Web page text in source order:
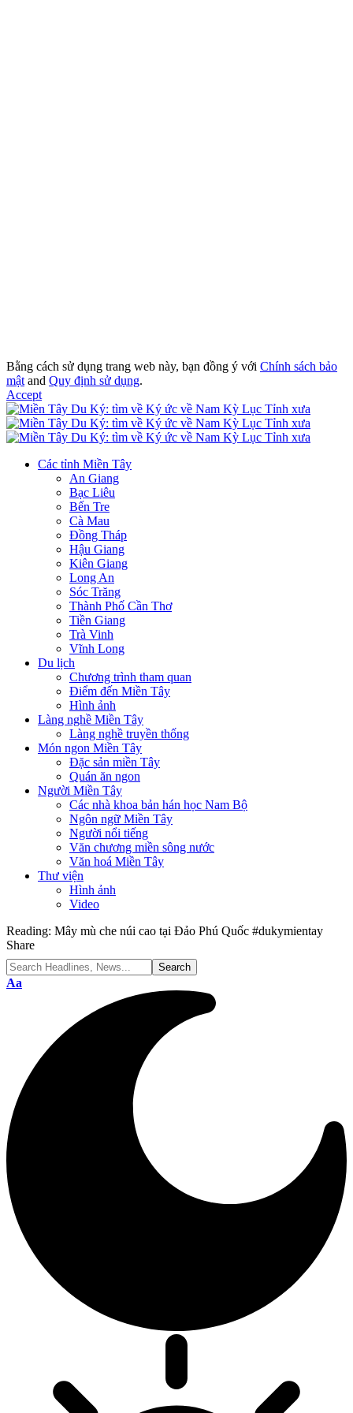
Bằng cách sử dụng trang web này, bạn đồng ý với Chính sách bảo
mật and Quy định sử dụng.
Accept
Các tỉnh Miền Tây
An Giang
Bạc Liêu
Bến Tre
Cà Mau
Đồng Tháp
Hậu Giang
Kiên Giang
Long An
Sóc Trăng
Thành Phố Cần Thơ
Tiền Giang
Trà Vinh
Vĩnh Long
Du lịch
Chương trình tham quan
Điểm đến Miền Tây
Hình ảnh
Làng nghề Miền Tây
Làng nghề truyền thống
Món ngon Miền Tây
Đặc sản miền Tây
Quán ăn ngon
Người Miền Tây
Các nhà khoa bản hán học Nam Bộ
Ngôn ngữ Miền Tây
Người nổi tiếng
Văn chương miền sông nước
Văn hoá Miền Tây
Thư viện
Hình ảnh
Video
Reading: Mây mù che núi cao tại Đảo Phú Quốc #dukymientay
Share
Font
Aa